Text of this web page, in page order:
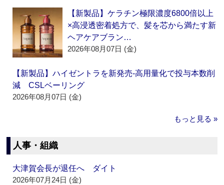
【新製品】ケラチン極限濃度6800倍以上
×高浸透密着処方で、髪を芯から満たす新
ヘアケアブラン…
2026年08月07日 (金)
【新製品】ハイゼントラを新発売‐高用量化で投与本数削
減 CSLベーリング
2026年08月07日 (金)
もっと見る »
人事・組織
大津賀会長が退任へ ダイト
2026年07月24日 (金)